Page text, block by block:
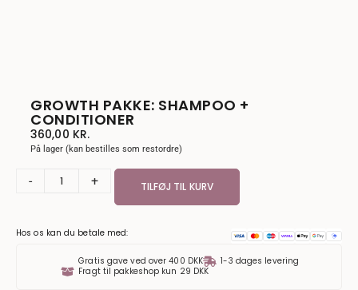
GROWTH PAKKE: SHAMPOO +
CONDITIONER
360,00 KR.
På lager (kan bestilles som restordre)
- + TILFØJ TIL KURV
Gratis gave ved over 400 DKK
1-3 dages levering
Fragt til pakkeshop kun 29 DKK
Hos os kan du betale med: